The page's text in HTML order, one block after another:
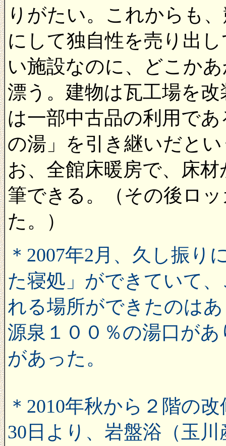
りがたい。これからも
にして独自性を売り出
い施設なのに、どこか
漂う。建物は瓦工場を
は一部中古品の利用で
の湯」を引き継いだと
お、全館床暖房で、床
筆できる。（その後ロ
た。）
＊2007年2月、久し振り
た寝処」ができていて
れる場所ができたのは
源泉１００％の湯口が
があった。
＊2010年秋から２階の
30日より、岩盤浴（玉